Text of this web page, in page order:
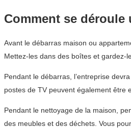
Comment se
Avant le débarras maison ou
Mettez-les dans des boîtes et gardez-
Pendant le débarras, l’entreprise
postes de TV peuvent également être
Pendant le nettoyage de la maison,
des meubles et des déchets. Vous